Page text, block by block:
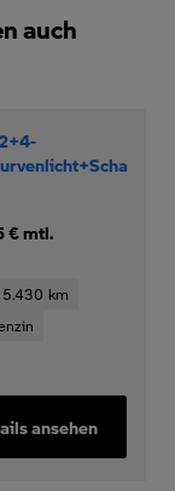
auch
€ mtl.
km
ansehen